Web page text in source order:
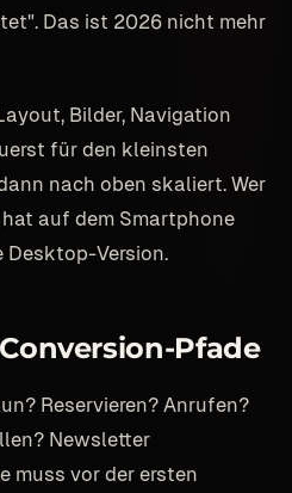
Das ist 2026 nicht mehr
Bilder, Navigation
für den kleinsten
nach oben skaliert. Wer
auf dem Smartphone
Desktop-Version.
Pfade
Reservieren? Anrufen?
Newsletter
muss vor der ersten